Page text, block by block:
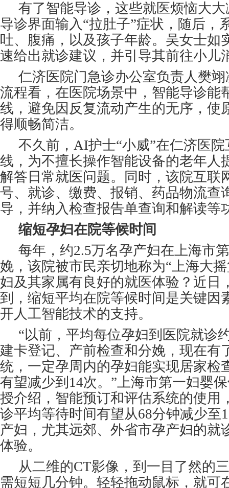
有了智能导诊，这些就医烦恼大
导诊界面输入“拉肚子”症状，随后，
吐、腹痛，以及孩子年龄。吴女士如
速给出就诊建议，并引导其前往小儿
仁济医院门急诊办公室负责人樊
流程看，在医院场景中，智能导诊能
线，避免因反复流动产生的无序，使
得顺畅简洁。
不久前，AI护士“小威”在仁济医
线，为不擅长操作智能设备的老年人
解答日常就医问题。同时，该院互联
号、就诊、缴费、报销、药品物流查
导，并纳入检查报告单查询和解读等
缩短孕妇在院等候时间
每年，约2.5万名孕产妇在上海市
娩，该院被市民亲切地称为“上海大
妇及其家属有良好的就医体验？近日
到，缩短平均在院等候时间是关键因
开人工智能技术的支持。
“以前，平均每位孕妇到医院就诊
建卡登记、产前检查和分娩，现在有
统，一定孕周内的孕妇能实现居家检
有望减少到14次。”上海市第一妇婴
授介绍，智能预订和评估系统的使用
诊平均等待时间有望从68分钟减少至
产妇，尤其远郊、外省市孕产妇的就
体验。
从二维的CT影像，到一目了然的
需短短几分钟。轻轻拖动鼠标，就可